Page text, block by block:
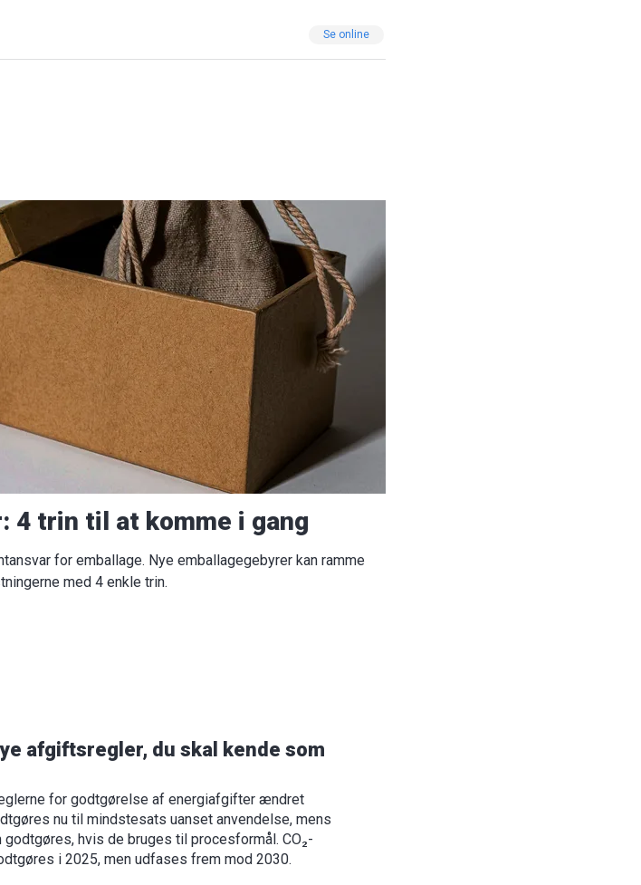
Se online
4 trin til at komme i gang
for emballage. Nye emballagegebyrer kan ramme
med 4 enkle trin.
afgiftsregler, du skal kende som
for godtgørelse af energiafgifter ændret
nu til mindstesats uanset anvendelse, mens
hvis de bruges til procesformål. CO₂-
i 2025, men udfases frem mod 2030.